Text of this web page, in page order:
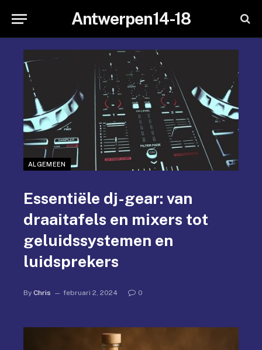
Antwerpen14-18
ALGEMEEN
Essentiële dj-gear: van
draaitafels en mixers tot
geluidssystemen en
luidsprekers
By Chris februari 2, 2024 0